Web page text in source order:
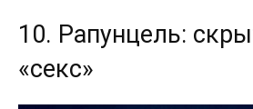
10. Рапунцель:
«секс»